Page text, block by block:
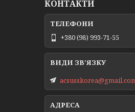
КОНТАКТИ
+380 (98) 993-71-55